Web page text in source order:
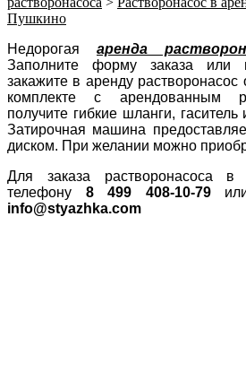
Пушкино
Недорогая аренда
Заполните форму заказа или
закажите в аренду
комплекте с арендованным
получите гибкие шланги,
Затирочная машина
диском. При желании можно
Для заказа растворонасоса
телефону 8 499 408-10-79
info@styazhka.com